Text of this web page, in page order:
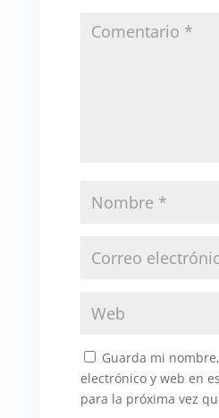
Guarda mi
electrónico y web en
para la próxima vez